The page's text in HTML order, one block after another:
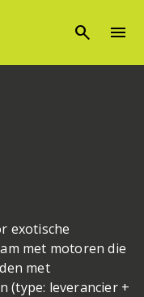
search menu
exotische
met motoren die
met
(type: leverancier +